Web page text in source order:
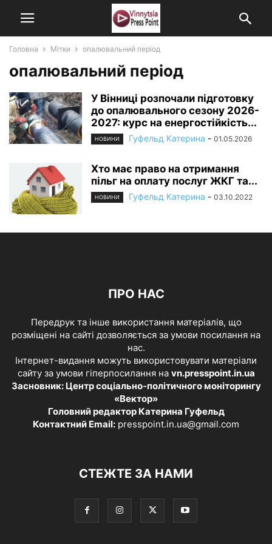
Головна Мітки опалювальний період
опалювальний період
У Вінниці розпочали підготовку
до опалювального сезону 2026-
2027: курс на енергостійкість...
НОВИНИ Гуфельд Катерина - 01.05.2026
Хто має право на отримання
пільг на оплату послуг ЖКГ та...
НОВИНИ Гуфельд Катерина - 03.10.2022
ПРО НАС
Передрук та інше використання матеріалів, що
розміщені на сайті дозволяється за умови посилання на
нас.
Інтернет-видання можуть використовувати матеріали
сайту за умови гіперпосилання на vn.presspoint.in.ua
Засновник: Центр соціально-політичного моніторингу
«Вектор»
Головний редактор Катерина Гуфельд
Контактний Email: presspoint.in.ua@gmail.com
СТЕЖТЕ ЗА НАМИ